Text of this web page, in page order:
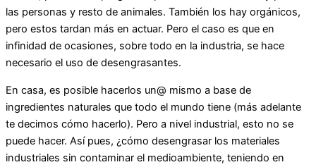
las personas y resto de animales. También los hay orgánicos,
pero estos tardan más en actuar. Pero el caso es que en
infinidad de ocasiones, sobre todo en la industria, se hace
necesario el uso de desengrasantes.
En casa, es posible hacerlos un@ mismo a base de
ingredientes naturales que todo el mundo tiene (más adelante
te decimos cómo hacerlo). Pero a nivel industrial, esto no se
puede hacer. Así pues, ¿cómo desengrasar los materiales
industriales sin contaminar el medioambiente, teniendo en